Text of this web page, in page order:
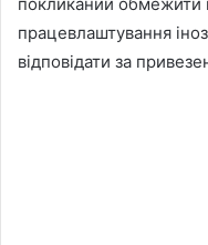
працевлаштування
відповідати за